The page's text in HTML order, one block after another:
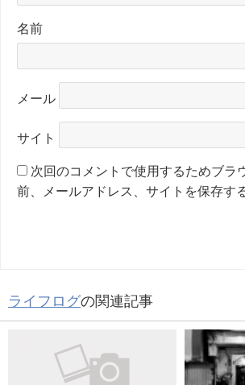
名前
メール
サイト
次回のコメントで使用するためブラ
前、メールアドレス、サイトを保存す
ライフログの関連記事